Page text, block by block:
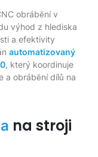
obrábění v
výhod z hlediska
a efektivity
automatizovaný
, který koordinuje
a obrábění dílů na
na stroji